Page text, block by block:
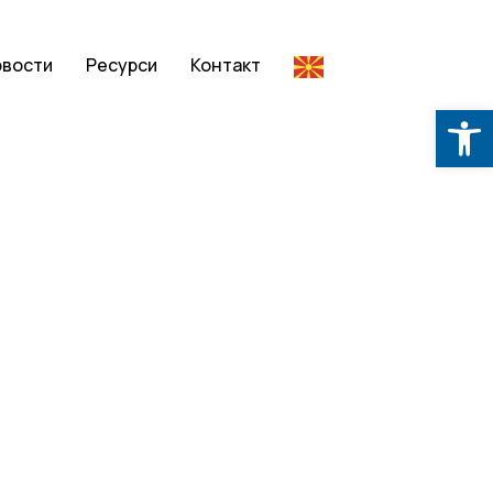
Ресурси Контакт